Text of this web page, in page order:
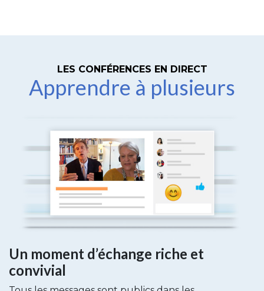
LES CONFÉRENCES EN DIRECT
Apprendre à plusieurs
Un moment d’échange riche et
convivial